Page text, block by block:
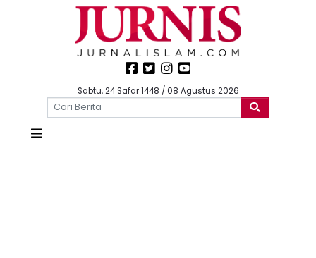
Sabtu, 24 Safar 1448 / 08 Agustus 2026